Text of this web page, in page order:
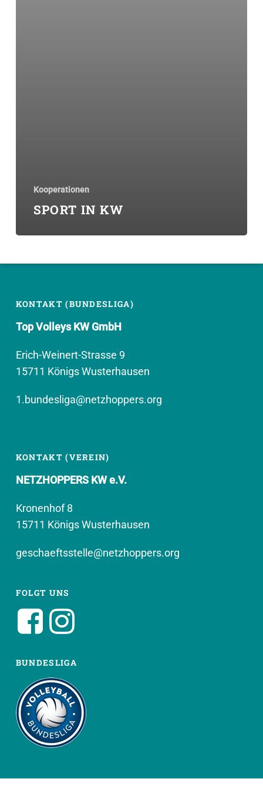
Kooperationen
SPORT IN KW
KONTAKT (BUNDESLIGA)
Top Volleys KW GmbH
Erich-Weinert-Strasse 9
15711 Königs Wusterhausen
1.bundesliga@netzhoppers.org
KONTAKT (VEREIN)
NETZHOPPERS KW e.V.
Kronenhof 8
15711 Königs Wusterhausen
geschaeftsstelle@netzhoppers.org
FOLGT UNS
BUNDESLIGA